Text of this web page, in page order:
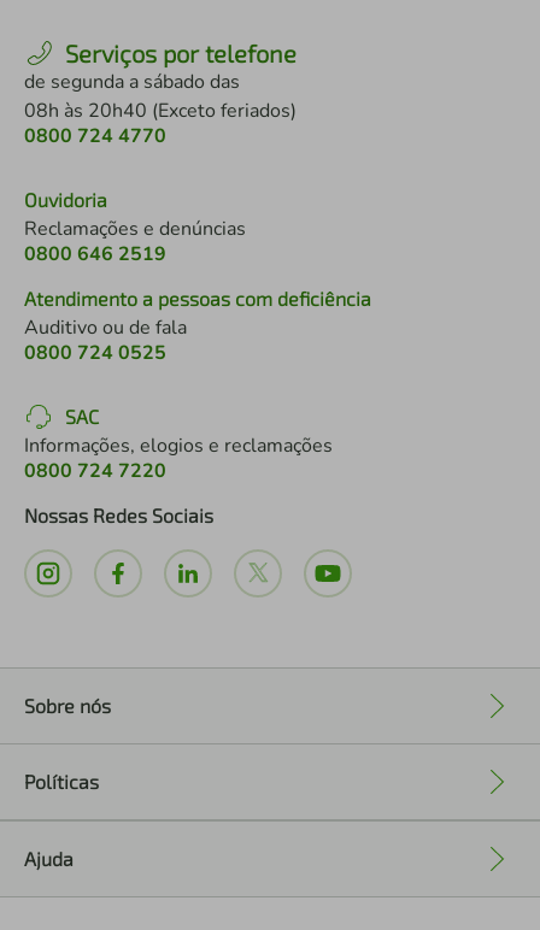
Serviços por telefone
de segunda a sábado das
08h às 20h40 (Exceto feriados)
0800 724 4770
Ouvidoria
Reclamações e denúncias
0800 646 2519
Atendimento a pessoas com deficiência
Auditivo ou de fala
0800 724 0525
SAC
Informações, elogios e reclamações
0800 724 7220
Nossas Redes Sociais
Sobre nós
Políticas
Ajuda